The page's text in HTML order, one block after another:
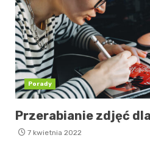
Porady
Przerabianie zdjęć
7 kwietnia 2022